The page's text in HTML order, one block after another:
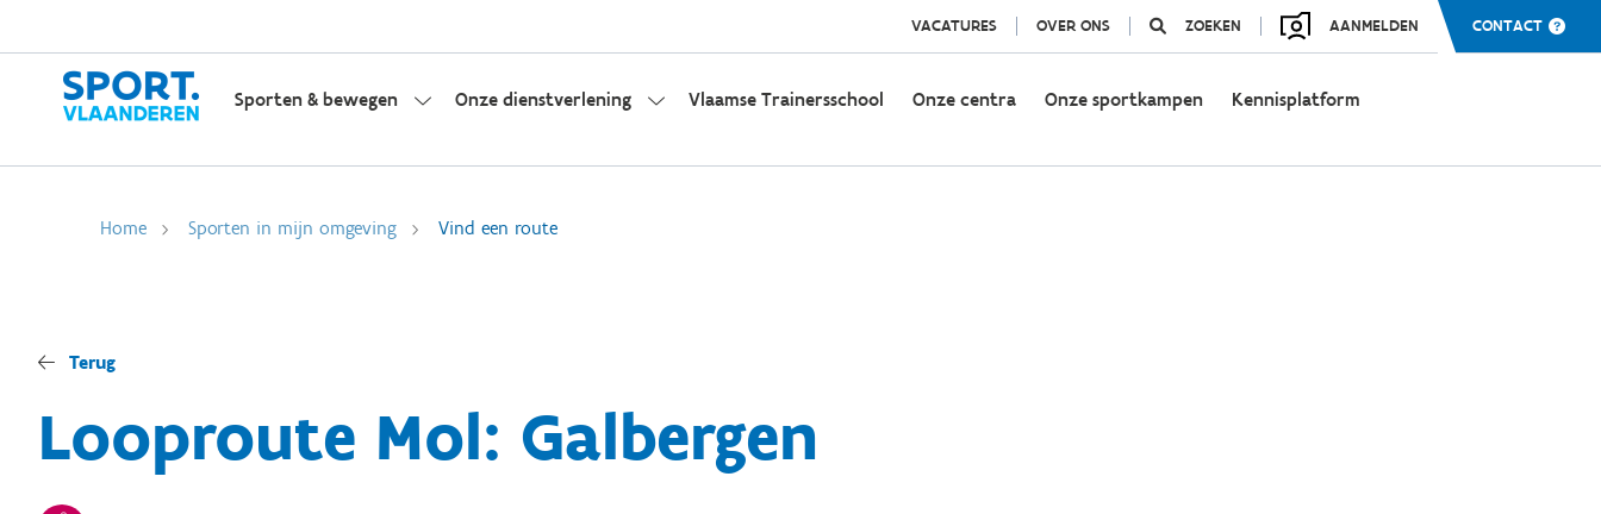
VACATURES OVER ONS ZOEKEN AANMELDEN CONTACT
Sporten & bewegen Onze dienstverlening Vlaamse Trainersschool Onze centra Onze sportkampen Kennisplatform
Home Sporten in mijn omgeving Vind een route
Terug
Looproute Mol: Galbergen